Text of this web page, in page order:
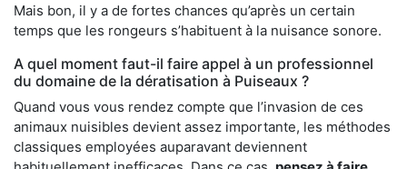
Mais bon, il y a de fortes chances qu’après un certain
temps que les rongeurs s’habituent à la nuisance sonore.
A quel moment faut-il faire appel à un professionnel
du domaine de la dératisation à Puiseaux ?
Quand vous vous rendez compte que l’invasion de ces
animaux nuisibles devient assez importante, les méthodes
classiques employées auparavant deviennent